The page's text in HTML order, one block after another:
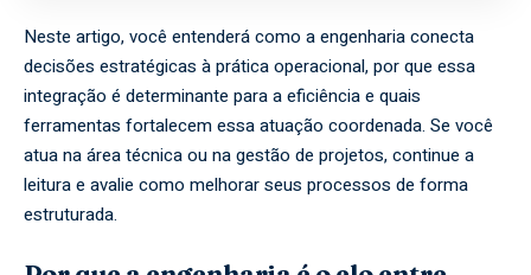
Neste artigo, você entenderá como a engenharia conecta
decisões estratégicas à prática operacional, por que essa
integração é determinante para a eficiência e quais
ferramentas fortalecem essa atuação coordenada. Se você
atua na área técnica ou na gestão de projetos, continue a
leitura e avalie como melhorar seus processos de forma
estruturada.